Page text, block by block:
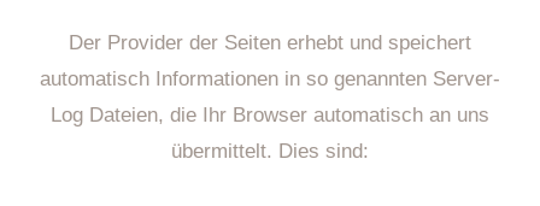
Der Provider der Seiten erhebt und speichert
automatisch Informationen in so genannten Server-
Log Dateien, die Ihr Browser automatisch an uns
übermittelt. Dies sind: